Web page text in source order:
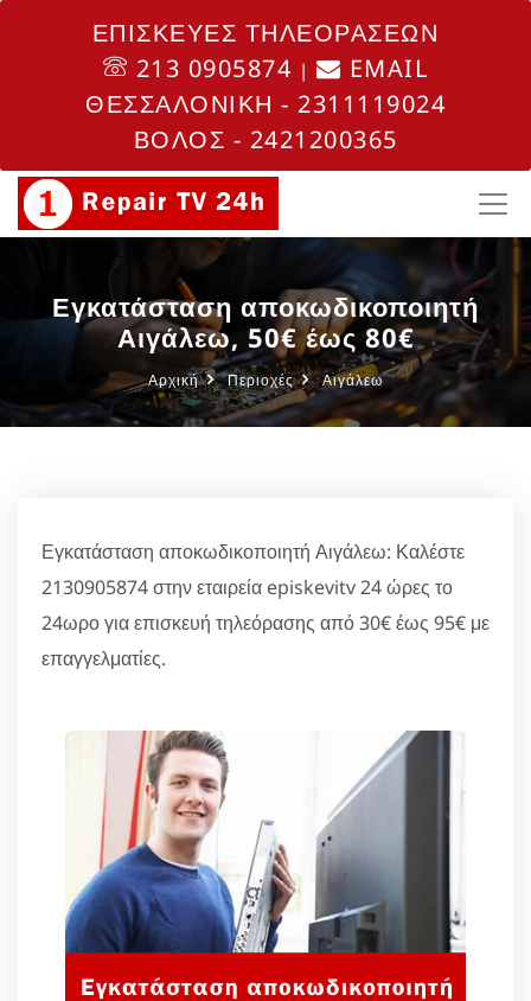
ΕΠΙΣΚΕΥΕΣ ΤΗΛΕΟΡΑΣΕΩΝ
213 0905874 |
EMAIL
ΘΕΣΣΑΛΟΝΙΚΗ - 2311119024
ΒΟΛΟΣ - 2421200365
Εγκατάσταση αποκωδικοποιητή
Αιγάλεω, 50€ έως 80€
Αρχική Περιοχές Αιγάλεω
Εγκατάσταση αποκωδικοποιητή Αιγάλεω: Καλέστε
2130905874 στην εταιρεία episkevitv 24 ώρες το
24ωρο για επισκευή τηλεόρασης από 30€ έως 95€ με
επαγγελματίες.